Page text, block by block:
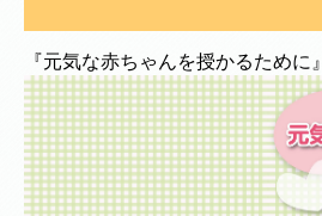
『元気な赤ちゃんを授かるために』